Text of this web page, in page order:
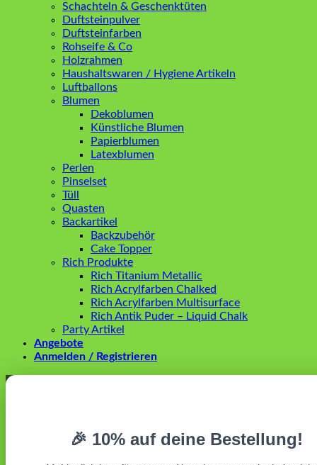
Schachteln & Geschenktüten
Duftsteinpulver
Duftsteinfarben
Rohseife & Co
Holzrahmen
Haushaltswaren / Hygiene Artikeln
Luftballons
Blumen
Dekoblumen
Künstliche Blumen
Papierblumen
Latexblumen
Perlen
Pinselset
Tüll
Quasten
Backartikel
Backzubehör
Cake Topper
Rich Produkte
Rich Titanium Metallic
Rich Acrylfarben Chalked
Rich Acrylfarben Multisurface
Rich Antik Puder – Liquid Chalk
Party Artikel
Angebote
Anmelden / Registrieren
🎉 10% auf deine Bestellung!
Anmelden